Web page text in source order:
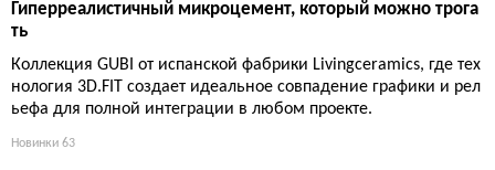
Гиперреалистичный микроцемент, который можно трога
ть
Коллекция GUBI от испанской фабрики Livingceramics, где тех
нология 3D.FIT создает идеальное совпадение графики и рел
ьефа для полной интеграции в любом проекте.
Новинки 63